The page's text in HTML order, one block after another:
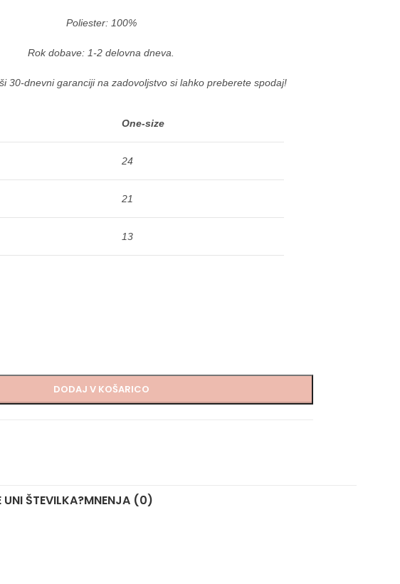
Poliester: 100%
Rok dobave: 1-2 delovna dneva.
30-dnevni garanciji na zadovoljstvo si lahko preberete spodaj!
One-size
24
21
13
DODAJ V KOŠARICO
ŠTEVILKA?MNENJA (0)